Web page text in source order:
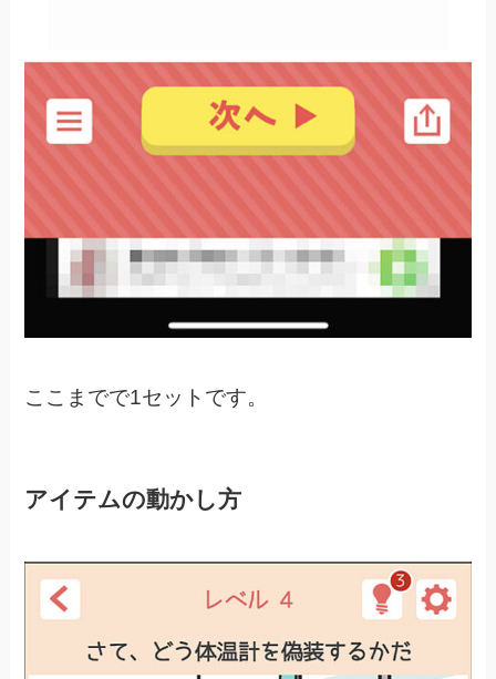
ここまでで1セットです。
アイテムの動かし方